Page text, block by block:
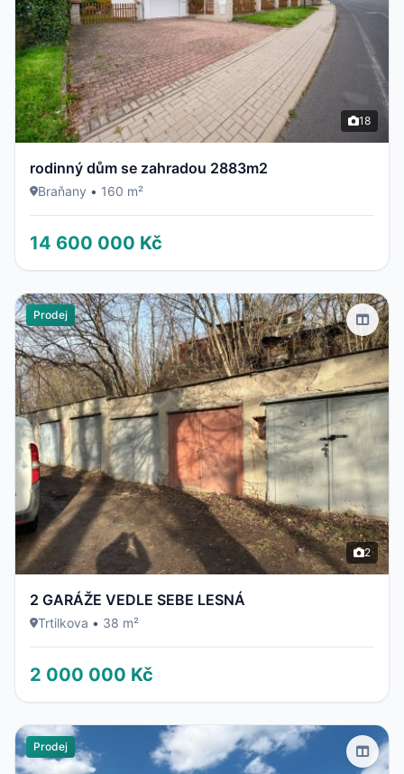
18
rodinný dům se zahradou 2883m2
Braňany • 160 m²
14 600 000 Kč
Prodej
2
2 GARÁŽE VEDLE SEBE LESNÁ
Trtilkova • 38 m²
2 000 000 Kč
Prodej